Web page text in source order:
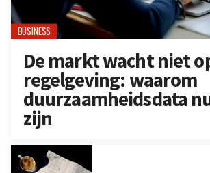
BUSINESS
De markt wacht niet
regelgeving: waarom
duurzaamheidsdata
zijn